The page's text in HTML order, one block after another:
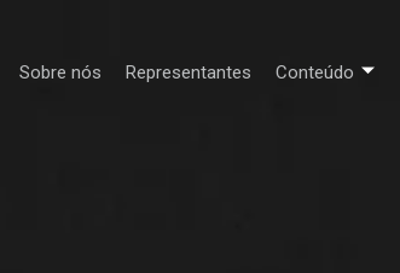
Sobre nós Representantes Conteúdo